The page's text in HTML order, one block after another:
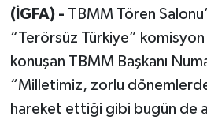
(İGFA) - TBMM Tören
“Terörsüz Türkiye” komisyon
konuşan TBMM Başkanı
“Milletimiz, zorlu
hareket ettiği gibi bugün de